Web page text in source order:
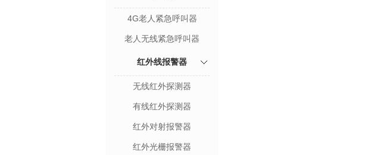
4G老人紧急呼叫器
老人无线紧急呼叫器
红外线报警器
无线红外探测器
有线红外探测器
红外对射报警器
红外光栅报警器